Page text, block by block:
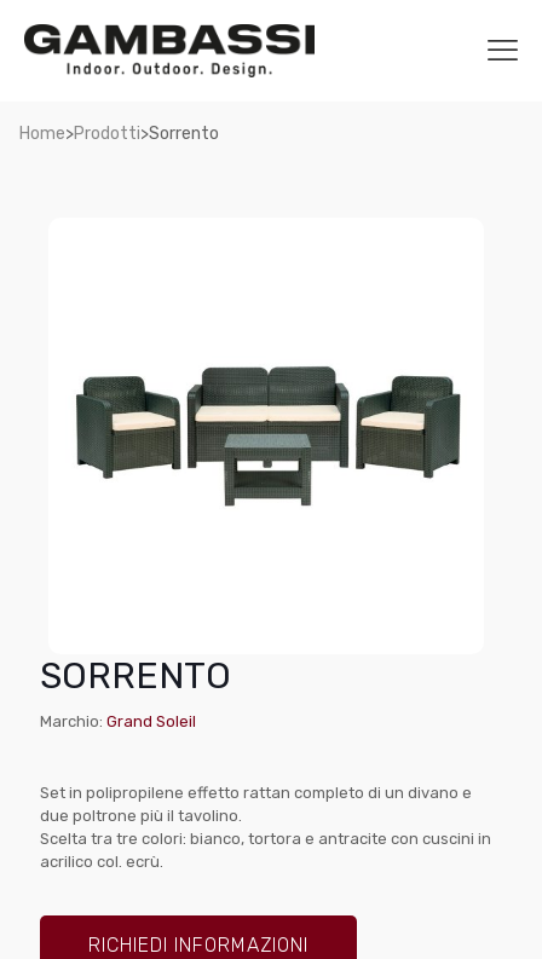
Home>Prodotti>Sorrento
SORRENTO
Marchio: Grand Soleil
Set in polipropilene effetto rattan completo di un divano e
due poltrone più il tavolino.
Scelta tra tre colori: bianco, tortora e antracite con cuscini in
acrilico col. ecrù.
RICHIEDI INFORMAZIONI